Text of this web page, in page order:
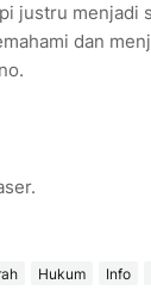
justru menjadi
dan
Hukum Info